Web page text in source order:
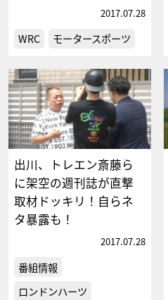
2017.07.28
WRC モータースポーツ
出川、トレエン斎藤ら
に架空の週刊誌が直撃
取材ドッキリ！自らネ
タ暴露も！
2017.07.28
番組情報
ロンドンハーツ